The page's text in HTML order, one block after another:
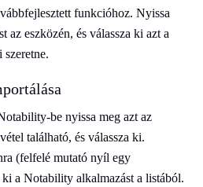
funkcióhoz. Nyissa
az eszközén, és válassza ki azt a
be nyissa meg azt az
található, és válassza ki.
(felfelé mutató nyíl egy
a Notability alkalmazást a listából.